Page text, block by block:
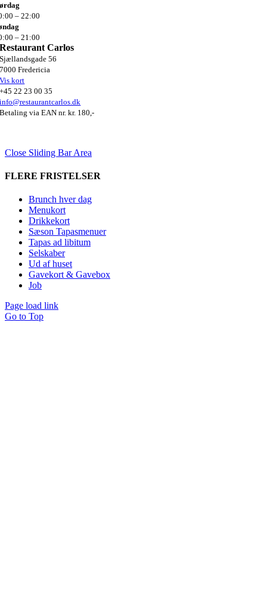
–22:00
–21:00
Restaurant Carlos
Sjællandsgade 56
7000 Fredericia
Vis kort
+45 22 23 00 35
info@restaurantcarlos.dk
Betaling via EAN nr. kr. 180,-
Close Sliding Bar Area
FLERE FRISTELSER
Brunch hver dag
Menukort
Drikkekort
Sæson Tapasmenuer
Tapas ad libitum
Selskaber
Ud af huset
Gavekort & Gavebox
Job
Page load link
Go to Top